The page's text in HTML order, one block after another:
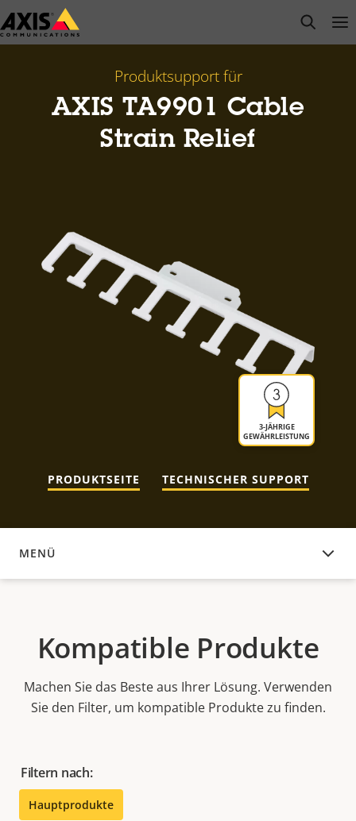
Zum
Hauptinhalt
open
Produktsupport für
AXIS TA9901 Cable
Strain Relief
3-JÄHRIGE
GEWÄHRLEISTUNG
PRODUKTSEITE TECHNISCHER SUPPORT
MENÜ
KOMPATIBLE PRODUKTE
Kompatible Produkte
Machen Sie das Beste aus Ihrer Lösung. Verwenden
Sie den Filter, um kompatible Produkte zu finden.
Filtern nach:
Hauptprodukte